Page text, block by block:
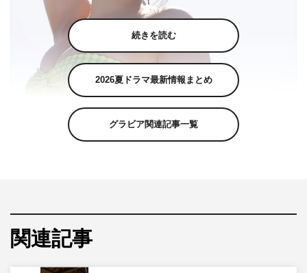
『SPA！デジタル写真集 和泉芳怜「愛くるしいボディ」』
続きを読む
2026夏ドラマ最新情報まとめ
グラビア関連記事一覧
関連記事